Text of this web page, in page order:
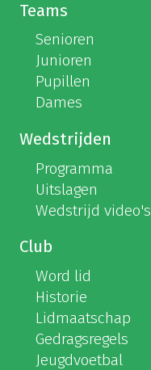
Teams
Senioren
Junioren
Pupillen
Dames
Wedstrijden
Programma
Uitslagen
Wedstrijd video's
Club
Word lid
Historie
Lidmaatschap
Gedragsregels
Jeugdvoetbal